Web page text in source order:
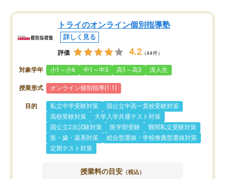
トライのオンライン個別指導塾
詳しく見る
評価 4.2 （44件）
対象学年 小1～小6 中1～中3 高1～高3 浪人生
授業形式 オンライン個別指導(1:1)
目的 私立中学受験対策
国公立中高一貫校受験対策
高校受験対策
大学入学共通テスト対策
国公立2次試験対策
医学部受験
難関私立受験対策
医・歯・薬系対策
総合型選抜・学校推薦型選抜対策
定期テスト対策
授業料の目安 （税込）